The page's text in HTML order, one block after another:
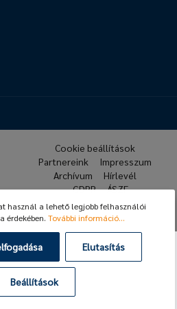
Pneumatika
Cookie beállítások
Partnereink
Impresszum
Archívum
Hírlevél
GDPR
ÁSZF
használ a lehető legjobb felhasználói
érdekében. További információ...
Elutasítás
Beállítások